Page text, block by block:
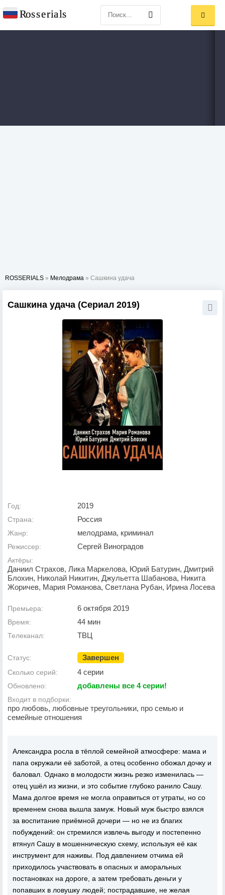
ROSSERIALS » Мелодрама » Сашкина удача
Сашкина удача (Сериал 2019)
Год: 2019
Страна: Россия
Жанр: мелодрама, криминал
Режиссер: Сергей Виноградов
Актёры:
Даниил Страхов, Лика Маркелова, Юрий Батурин, Дмитрий
Блохин, Николай Никитин, Джульетта Шабанова, Никита
Жоричев, Мария Романова, Светлана Рубан, Ирина Лосева
Премьера: 6 октября 2019
Время: 44 мин
Телеканал: ТВЦ
Статус: Завершен
Сколько серий: 4 серии
Обновлено: добавлены все 4 серии!
Входит в подборки:
про любовь, любовные треугольники, про семью и
семейные отношения
Александра росла в тёплой семейной атмосфере: мама и
папа окружали её заботой, а отец особенно обожал дочку и
баловал. Однако в молодости жизнь резко изменилась —
отец ушёл из жизни, и это событие глубоко ранило Сашу.
Мама долгое время не могла оправиться от утраты, но со
временем снова вышла замуж. Новый муж быстро взялся
за воспитание приёмной дочери — но не из благих
побуждений: он стремился извлечь выгоду и постепенно
втянул Сашу в мошенническую схему, используя её как
инструмент для наживы. Под давлением отчима ей
приходилось участвовать в опасных и аморальных
постановках на дороге, а затем требовать деньги у
попавших в ловушку людей; пострадавшие, не желая